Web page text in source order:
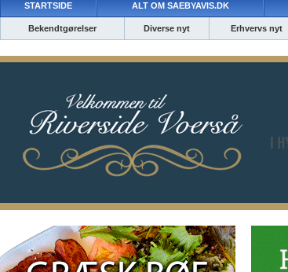
STARTSIDE ALT OM SAEBYAVIS.DK
Bekendtgørelser Diverse nyt Erhvervs nyt